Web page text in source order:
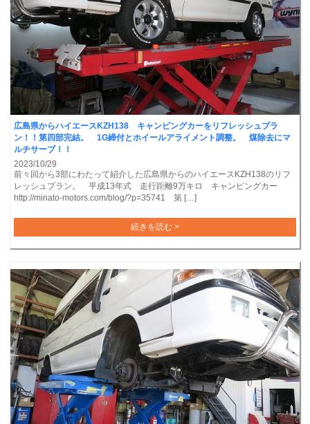
広島県からハイエースKZH138 キャンピングカーをリフレッシュプラ
ン！！第四部完結。 1G締付とホイールアライメント調整。 煤除去にマ
ルチサーブ！！
2023/10/29
前々回から3部にわたって紹介した広島県からのハイエースKZH138のリフ
レッシュプラン。 平成13年式 走行距離9万キロ キャンピングカー
http://minato-motors.com/blog/?p=35741 第 […]
続きを読む >